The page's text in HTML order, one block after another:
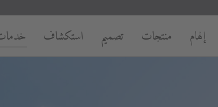
إلهام منتجات تصميم استكشاف